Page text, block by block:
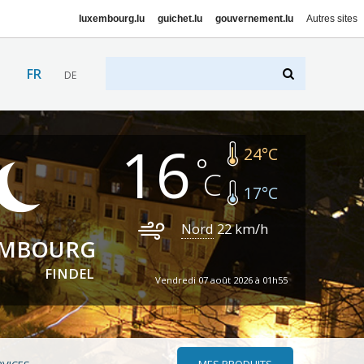
luxembourg.lu guichet.lu gouvernement.lu Autres sites
FR DE
FINDEL
16 24°C
17°C
Nord 22km/h
Vendredi 07 août 2026 à 01h55